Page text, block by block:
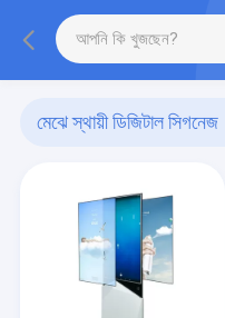
মেঝে স্থায়ী ডিজিটাল সিগনেজ